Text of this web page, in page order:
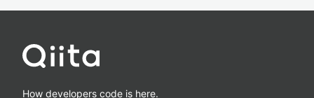
How developers code is here.